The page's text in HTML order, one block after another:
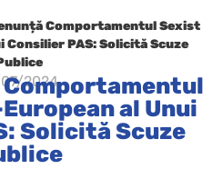
Comportamentul Sexist
PAS: Solicită Scuze
2024
Comportamentul
al Unui
Solicită Scuze